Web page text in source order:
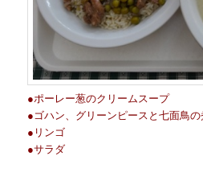
●ポーレー葱のクリームスープ
●ゴハン、グリーンピースと七面鳥
●リンゴ
●サラダ